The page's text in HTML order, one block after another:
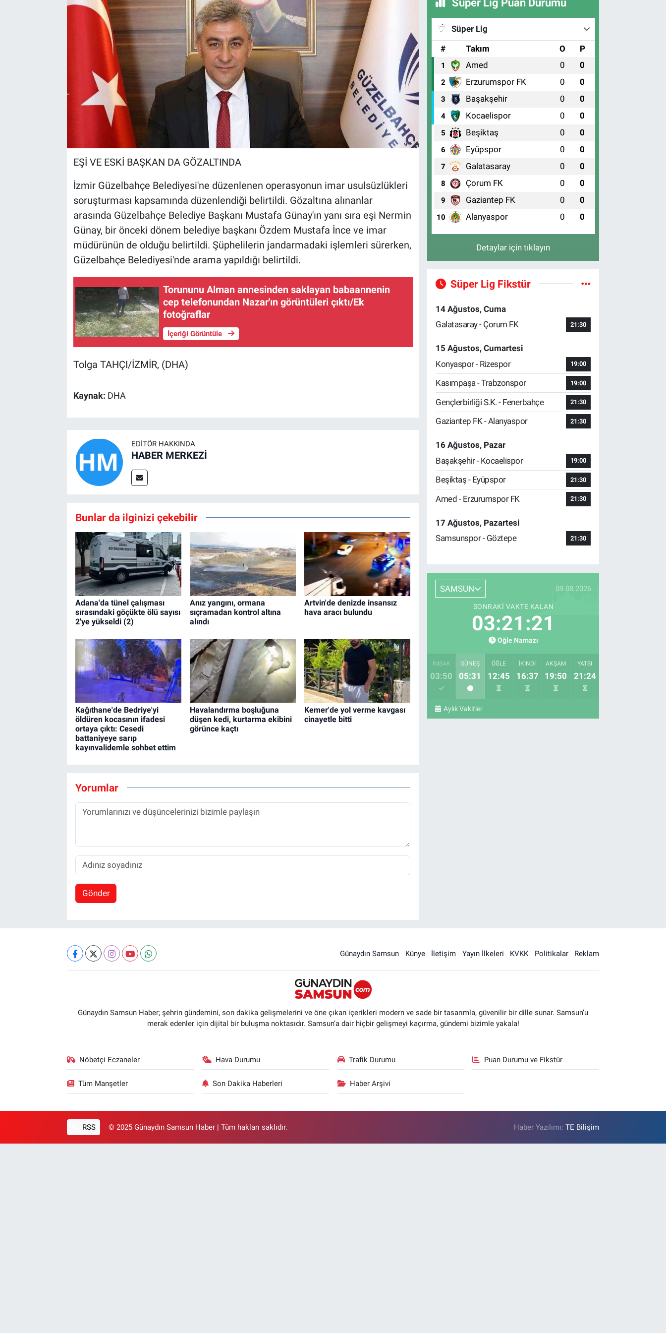
EŞİ VE ESKİ BAŞKAN DA GÖZALTINDA
İzmir Güzelbahçe Belediyesi'ne düzenlenen operasyonun imar usulsüzlükleri
soruşturması kapsamında düzenlendiği belirtildi. Gözaltına alınanlar
arasında Güzelbahçe Belediye Başkanı Mustafa Günay'ın yanı sıra eşi Nermin
Günay, bir önceki dönem belediye başkanı Özdem Mustafa İnce ve imar
müdürünün de olduğu belirtildi. Şüphelilerin jandarmadaki işlemleri sürerken,
Güzelbahçe Belediyesi'nde arama yapıldığı belirtildi.
Torununu Alman annesinden saklayan babaannenin
cep telefonundan Nazar'ın görüntüleri çıktı/Ek
fotoğraflar
İçeriği Görüntüle
Tolga TAHÇI/İZMİR, (DHA)
Kaynak: DHA
EDITÖR HAKKINDA
HABER MERKEZİ
Bunlar da ilginizi çekebilir
Adana'da tünel çalışması
sırasındaki göçükte ölü sayısı
2'ye yükseldi (2)
Anız yangını, ormana
sıçramadan kontrol altına
alındı
Artvin'de denizde insansız
hava aracı bulundu
Kağıthane'de Bedriye'yi
öldüren kocasının ifadesi
ortaya çıktı: Cesedi
battaniyeye sarıp
kayınvalidemle sohbet ettim
Havalandırma boşluğuna
düşen kedi, kurtarma ekibini
görünce kaçtı
Kemer'de yol verme kavgası
cinayetle bitti
Yorumlar
Gönder
Süper Lig Puan Durumu
Süper Lig
#
Takım O P
1 Amed 0 0
2 Erzurumspor FK 0 0
3 Başakşehir 0 0
4 Kocaelispor 0 0
5 Beşiktaş 0 0
6 Eyüpspor 0 0
7 Galatasaray 0 0
8 Çorum FK 0 0
9 Gaziantep FK 0 0
10 Alanyaspor 0 0
Detaylar için tıklayın
Süper Lig Fikstür
14 Ağustos, Cuma
Galatasaray - Çorum FK
21:30
15 Ağustos, Cumartesi
Konyaspor - Rizespor
19:00
Kasımpaşa - Trabzonspor 19:00
Gençlerbirliği S.K. - Fenerbahçe 21:30
Gaziantep FK - Alanyaspor 21:30
16 Ağustos, Pazar
Başakşehir - Kocaelispor
19:00
Beşiktaş - Eyüpspor 21:30
Amed - Erzurumspor FK 21:30
17 Ağustos, Pazartesi
Samsunspor - Göztepe
21:30
SAMSUN 09.08.2026
SONRAKI VAKTE KALAN
03:21:20
Öğle Namazı
İMSAK
03:50
GÜNEŞ
05:31
ÖĞLE
12:45
İKINDI
16:37
AKŞAM
19:50
YATSI
21:24
Aylık Vakitler
Günaydın Samsun Künye İletişim Yayın İlkeleri KVKK Politikalar Reklam
Günaydın Samsun Haber; şehrin gündemini, son dakika gelişmelerini ve öne çıkan içerikleri modern ve sade bir tasarımla, güvenilir bir dille sunar. Samsun’u
merak edenler için dijital bir buluşma noktasıdır. Samsun’a dair hiçbir gelişmeyi kaçırma, gündemi bizimle yakala!
Nöbetçi Eczaneler Hava Durumu Trafik Durumu Puan Durumu ve Fikstür
Tüm Manşetler Son Dakika Haberleri Haber Arşivi
RSS © 2025 Günaydın Samsun Haber | Tüm hakları saklıdır. Haber Yazılımı:TE Bilişim